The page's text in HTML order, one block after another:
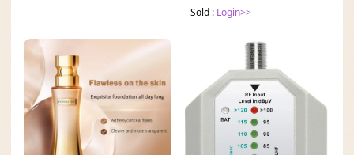
Sold : Login>>